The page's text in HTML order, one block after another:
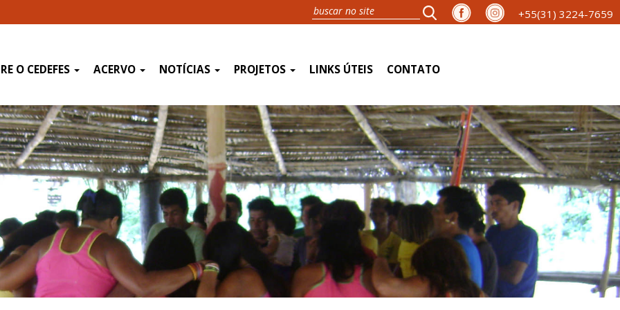
+55(31) 3224-7659
O CEDEFES ACERVO NOTÍCIAS PROJETOS LINKS ÚTEIS CONTATO